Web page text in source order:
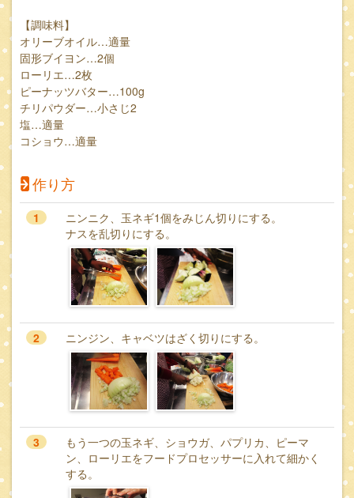
【調味料】
オリーブオイル…適量
固形ブイヨン…2個
ローリエ…2枚
ピーナッツバター…100g
チリパウダー…小さじ2
塩…適量
コショウ…適量
作り方
1
ニンニク、玉ネギ1個をみじん切りにする。
ナスを乱切りにする。
2 ニンジン、キャベツはざく切りにする。
3
もう一つの玉ネギ、ショウガ、パプリカ、ピーマ
ン、ローリエをフードプロセッサーに入れて細かく
する。